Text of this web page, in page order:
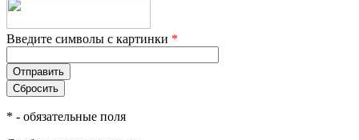
Введите символы с картинки *
* - обязательные поля